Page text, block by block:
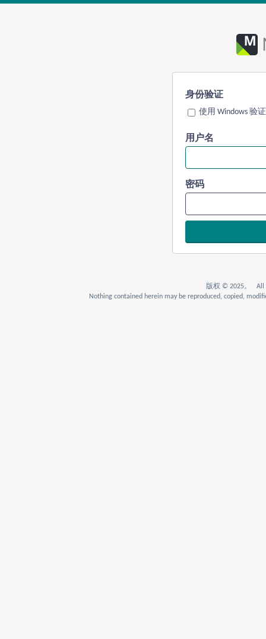
身份验证
使用 Windows 验证
用户名
密码
版权 © 2025。 All
Nothing contained herein may be reproduced, copied,